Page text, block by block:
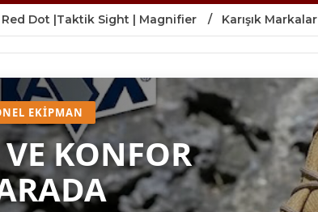
Red Dot |Taktik Sight | Magnifier Karışık Markalar
EKIPMAN
KONFOR